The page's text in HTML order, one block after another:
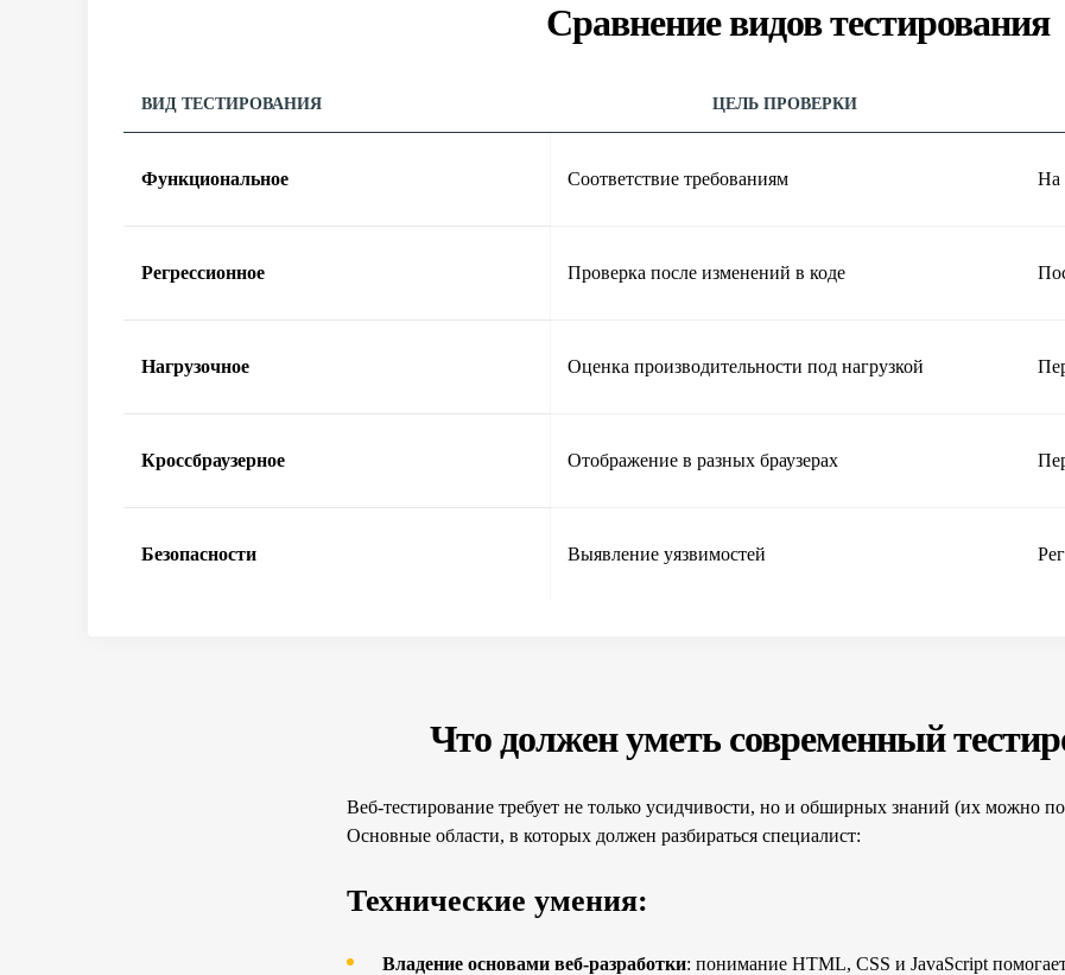
Сравнение видов тестирования
ВИД ТЕСТИРОВАНИЯ ЦЕЛЬ ПРОВЕРКИ
Функциональное Соответствие требованиям На
Регрессионное Проверка после изменений в коде
Нагрузочное Оценка производительности под нагрузкой
Кроссбраузерное Отображение в разных браузерах
Безопасности Выявление уязвимостей
Что должен уметь современный
Веб-тестирование требует не только усидчивости, но и обширных знаний (их можно
Основные области, в которых должен разбираться специалист:
Технические умения:
Владение основами веб-разработки: понимание HTML, CSS и JavaScript